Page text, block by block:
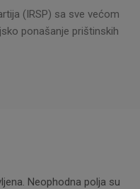
(IRSP) sa sve većom
ponašanje prištinskih
Neophodna polja su